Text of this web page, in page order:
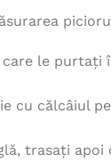
le purtați
cu călcâiul
trasați apoi